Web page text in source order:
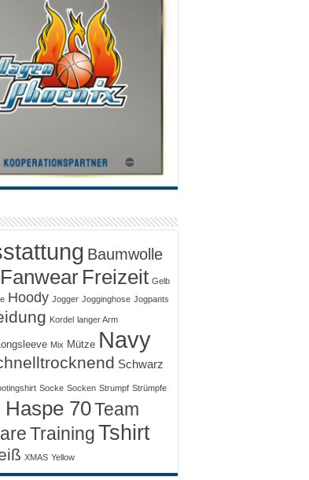
Baumwolle
Fanwear Freizeit Gelb
Hoody Jogger Jogginghose Jogpants
Kordel langer Arm
Mix Mütze Navy
Schwarz
Socke Socken Strumpf Strümpfe
Haspe 70Team
TrainingTshirt
XMAS Yellow